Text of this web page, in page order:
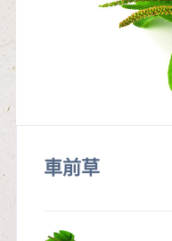
車前草